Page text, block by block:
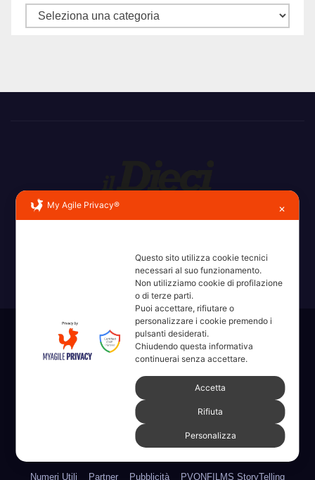
Categorie
Erba, Brianza, Lario: raccontate con la serietà di chi non
Sviluppato con orgoglio da WordPress|Tema: News Way di
Themeansar .
Amministrative 2022 sdc Categorie Chi Siamo
Erba 2022 Fare, Vedere, Sentire
Homepage il dieci – Erba Legale
Numeri Utili Partner Pubblicità PVONFILMS StoryTelling
My Agile Privacy® ✕
Questo sito utilizza cookie tecnici
necessari al suo funzionamento.
Non utilizziamo cookie di profilazione
o di terze parti.
Puoi accettare, rifiutare o
personalizzare i cookie premendo i
pulsanti desiderati.
Chiudendo questa informativa
continuerai senza accettare.
Accetta
Rifiuta
Personalizza